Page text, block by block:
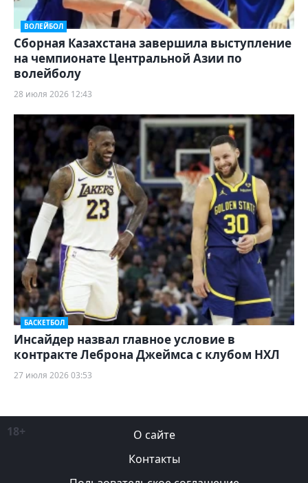
ВОЛЕЙБОЛ
Сборная Казахстана завершила выступление
на чемпионате Центральной Азии по
волейболу
28 июля 2026 12:43
БАСКЕТБОЛ
Инсайдер назвал главное условие в
контракте Леброна Джеймса с клубом НХЛ
27 июля 2026 03:53
18+
О сайте
Контакты